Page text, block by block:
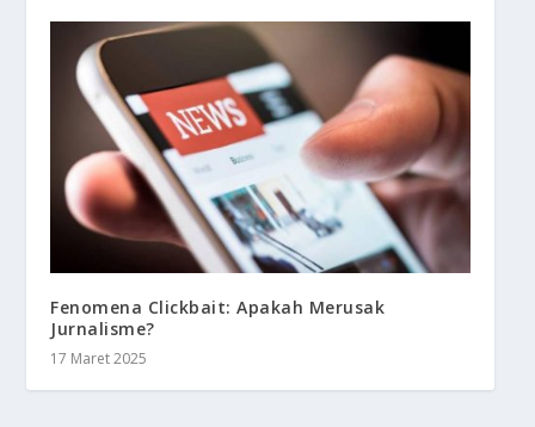
Fenomena Clickbait: Apakah Merusak
Jurnalisme?
17 Maret 2025